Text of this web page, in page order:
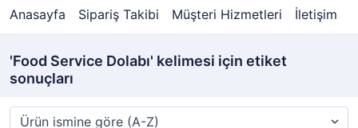
Anasayfa Sipariş Takibi Müşteri Hizmetleri İletişim
'Food Service Dolabı' kelimesi için etiket
sonuçları